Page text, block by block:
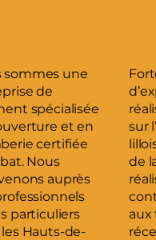
sommes une
de
spécialisée
et en
certifiée
Nous
auprès
particuliers
Hauts-de-
sur
de
aux